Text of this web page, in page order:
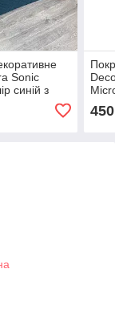
Sonic
синій з
450